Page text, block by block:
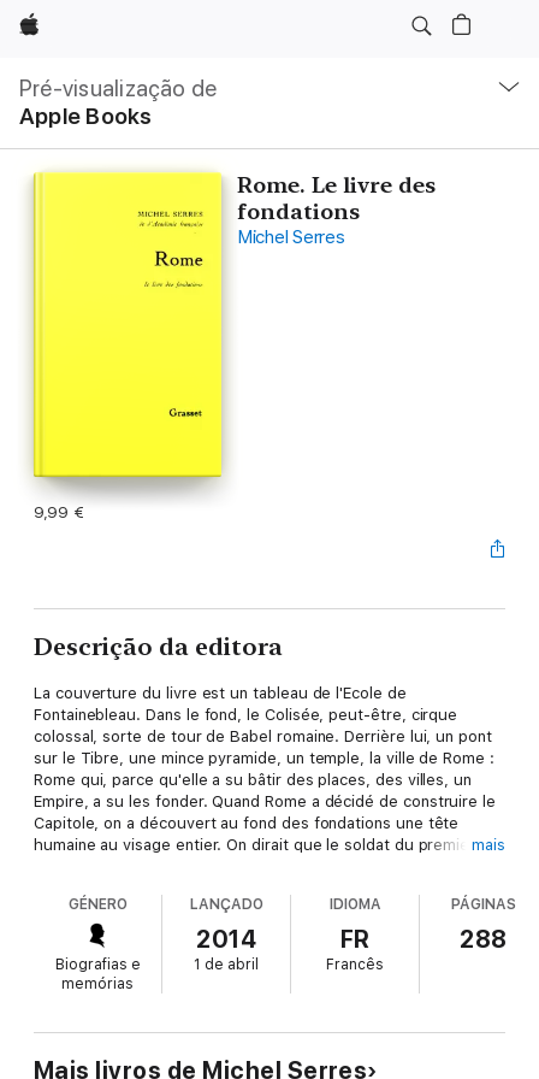
Apple
Pré-visualização de
Apple Books
local
Abrir
menu
Rome. Le livre des
fondations
Michel Serres
9,99 €
Descrição da editora
La couverture du livre est un tableau de l'Ecole de
Fontainebleau. Dans le fond, le Colisée, peut-être, cirque
colossal, sorte de tour de Babel romaine. Derrière lui, un pont
sur le Tibre, une mince pyramide, un temple, la ville de Rome :
Rome qui, parce qu'elle a su bâtir des places, des villes, un
Empire, a su les fonder. Quand Rome a décidé de construire le
Capitole, on a découvert au fond des fondations une tête
humaine au visage entier. On dirait que le soldat du premier
combats, ces assassinats ont lieu dans les soubassements,
dans les soutènements de tous ces monuments. Ces batailles
fondamentales sont le sujet de ce livre, nommé livre des
fondations. Fondations des murs de pierre sur la chair.
était le livre des commencements.
, qui le suit, est celui
romaines, légions déployées, paysans égaillés, forces
mais
GÉNERO
Biografias e
memórias
LANÇADO
2014
1 de abril
IDIOMA
FR
Francês
PÁGINAS
288
Mais livros de Michel Serres